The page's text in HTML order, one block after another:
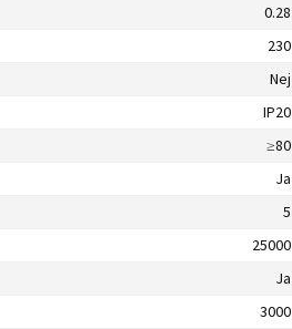
0.28
230
Nej
IP20
≥80
Ja
5
25000
Ja
3000